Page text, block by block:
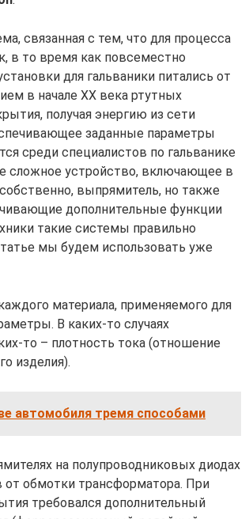
связанная с тем, что для процесса
в то время как повсеместно
для гальваники питались от
в начале XX века ртутных
получая энергию из сети
заданные параметры
среди специалистов по гальванике
сложное устройство, включающее в
выпрямитель, но также
дополнительные функции
такие системы правильно
мы будем использовать уже
материала, применяемого для
В каких-то случаях
то – плотность тока (отношение
изделия).
автомобиля тремя способами
на полупроводниковых диодах
от обмотки трансформатора. При
требовался дополнительный